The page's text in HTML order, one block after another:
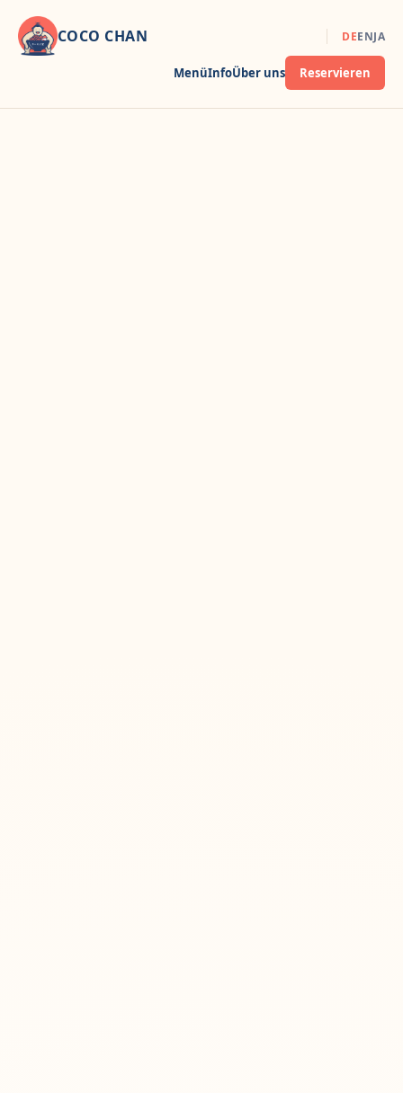
COCO CHAN
MenüInfoÜber uns Reservieren
DEENJA